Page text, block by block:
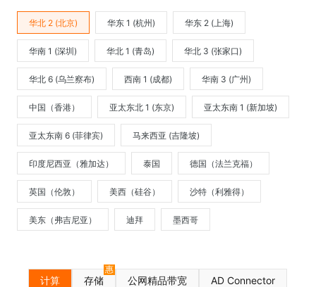
华北 2 (北京) 华东 1 (杭州) 华东 2 (上海)
华南 1 (深圳) 华北 1 (青岛) 华北 3 (张家口)
华北 6 (乌兰察布) 西南 1 (成都) 华南 3 (广州)
中国（香港） 亚太东北 1 (东京) 亚太东南 1 (新加坡)
亚太东南 6 (菲律宾) 马来西亚 (吉隆坡)
印度尼西亚（雅加达） 泰国 德国（法兰克福）
英国（伦敦） 美西（硅谷） 沙特（利雅得）
美东（弗吉尼亚） 迪拜 墨西哥
计算 存储
惠
公网精品带宽 AD Connector